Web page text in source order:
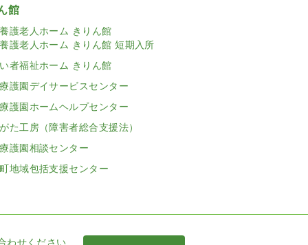
館
護老人ホーム きりん館
護老人ホーム きりん館 短期入所
者福祉ホーム きりん館
護園デイサービスセンター
護園ホームヘルプセンター
た工房（障害者総合支援法）
護園相談センター
地域包括支援センター
わせください